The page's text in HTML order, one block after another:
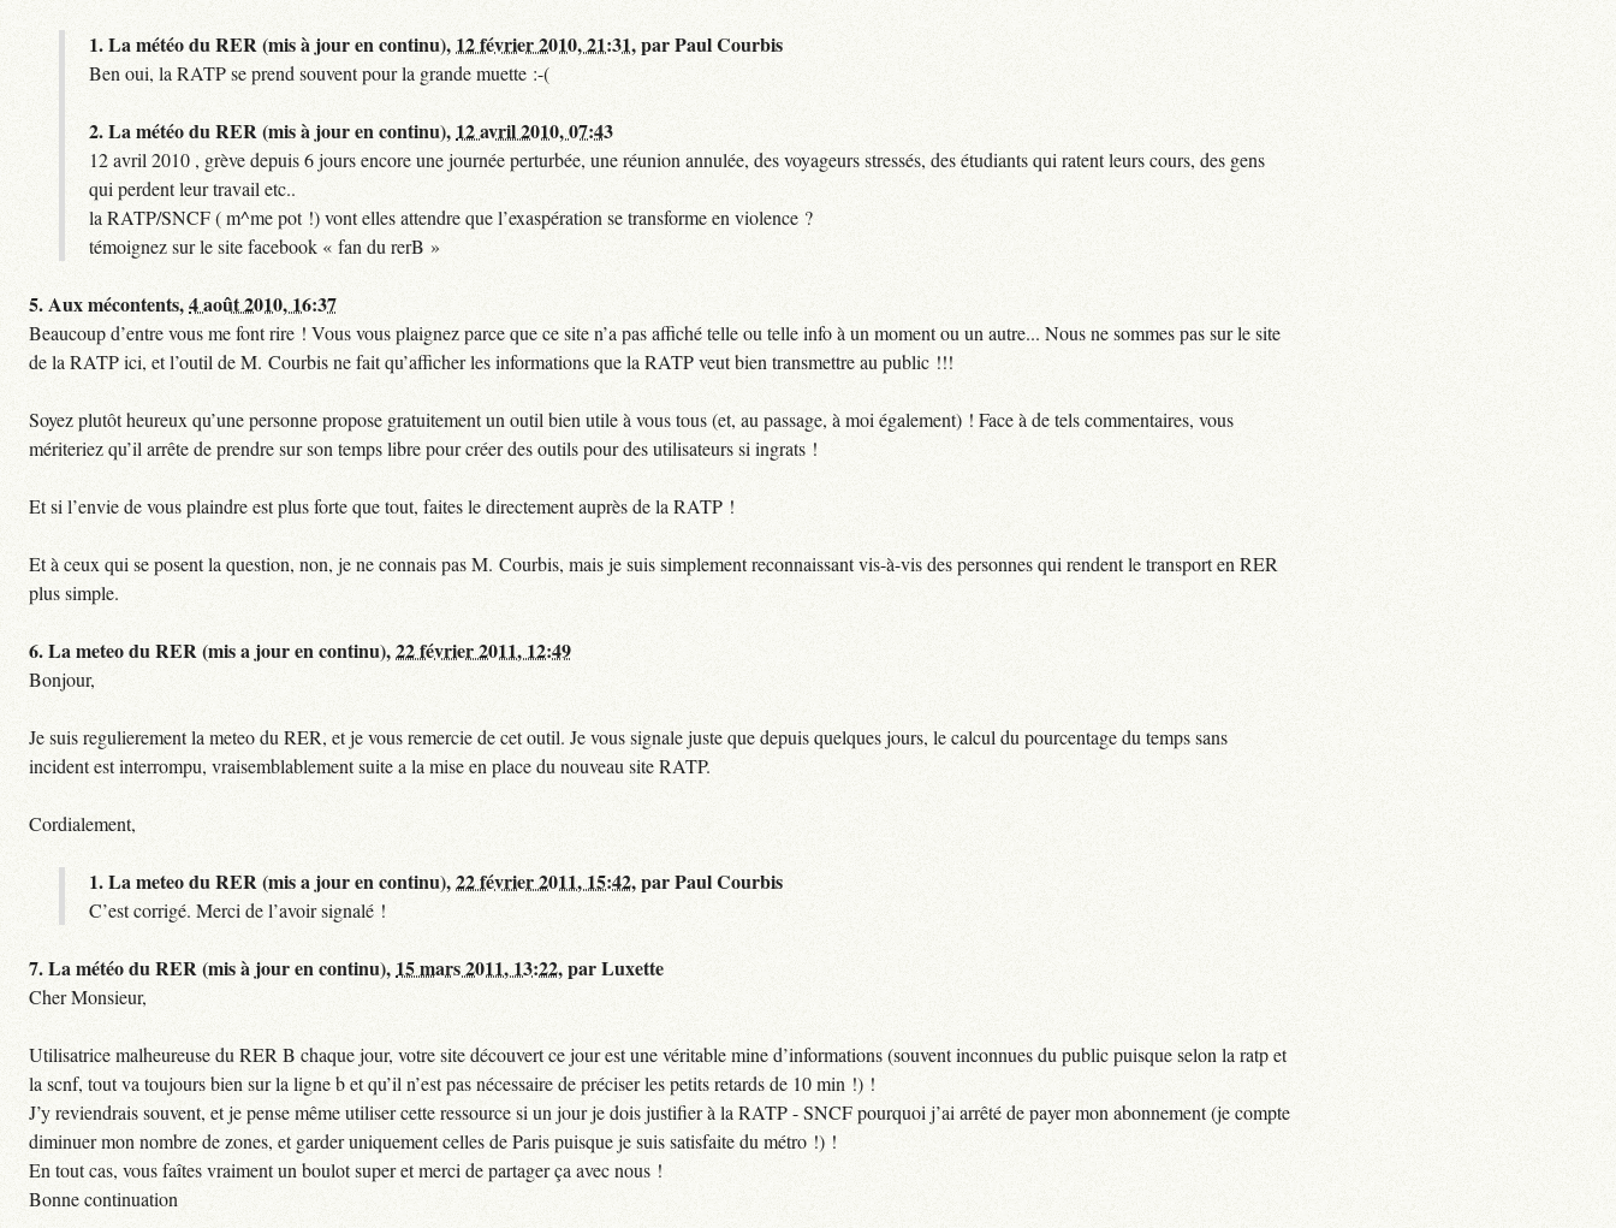
1.La météo du RER (mis à jour en continu), 12 février 2010, 21:31,parPaul Courbis
Ben oui, la RATP se prend souvent pour la grande muette :-(
2.La météo du RER (mis à jour en continu), 12 avril 2010, 07:43
12 avril 2010 , grève depuis 6 jours encore une journée perturbée, une réunion annulée, des voyageurs stressés, des étudiants qui ratent leurs cours, des gens
qui perdent leur travail etc..
la RATP/SNCF ( m^me pot !) vont elles attendre que l’exaspération se transforme en violence ?
témoignez sur le site facebook « fan du rerB »
5.Aux mécontents,4 août 2010, 16:37
Beaucoup d’entre vous me font rire ! Vous vous plaignez parce que ce site n’a pas affiché telle ou telle info à un moment ou un autre... Nous ne sommes pas sur le site
de la RATP ici, et l’outil de M. Courbis ne fait qu’afficher les informations que la RATP veut bien transmettre au public !!!
Soyez plutôt heureux qu’une personne propose gratuitement un outil bien utile à vous tous (et, au passage, à moi également) ! Face à de tels commentaires, vous
mériteriez qu’il arrête de prendre sur son temps libre pour créer des outils pour des utilisateurs si ingrats !
Et si l’envie de vous plaindre est plus forte que tout, faites le directement auprès de la RATP !
Et à ceux qui se posent la question, non, je ne connais pas M. Courbis, mais je suis simplement reconnaissant vis-à-vis des personnes qui rendent le transport en RER
plus simple.
6.La meteo du RER (mis a jour en continu),22 février 2011, 12:49
Bonjour,
Je suis regulierement la meteo du RER, et je vous remercie de cet outil. Je vous signale juste que depuis quelques jours, le calcul du pourcentage du temps sans
incident est interrompu, vraisemblablement suite a la mise en place du nouveau site RATP.
Cordialement,
1.La meteo du RER (mis a jour en continu),22 février 2011, 15:42,parPaul Courbis
C’est corrigé. Merci de l’avoir signalé !
7.La météo du RER (mis à jour en continu), 15 mars 2011, 13:22,parLuxette
Cher Monsieur,
Utilisatrice malheureuse du RER B chaque jour, votre site découvert ce jour est une véritable mine d’informations (souvent inconnues du public puisque selon la ratp et
la scnf, tout va toujours bien sur la ligne b et qu’il n’est pas nécessaire de préciser les petits retards de 10 min !) !
J’y reviendrais souvent, et je pense même utiliser cette ressource si un jour je dois justifier à la RATP - SNCF pourquoi j’ai arrêté de payer mon abonnement (je compte
diminuer mon nombre de zones, et garder uniquement celles de Paris puisque je suis satisfaite du métro !) !
En tout cas, vous faîtes vraiment un boulot super et merci de partager ça avec nous !
Bonne continuation